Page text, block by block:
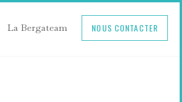
La Bergateam NOUS CONTACTER